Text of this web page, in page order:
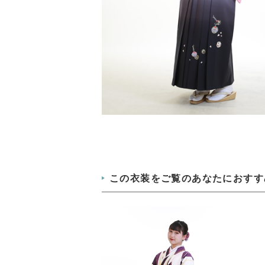
この衣装をご覧のあなたにおす